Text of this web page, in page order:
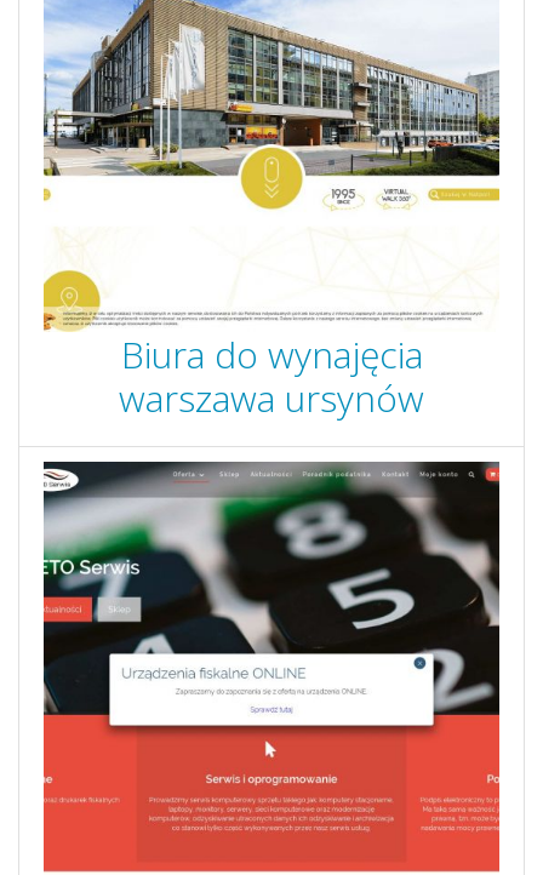
Biura do wynajęcia
warszawa ursynów